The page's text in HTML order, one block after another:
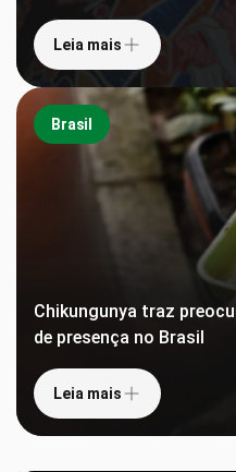
Leia mais
Brasil
Chikungunya traz
de presença no Brasil
Leia mais